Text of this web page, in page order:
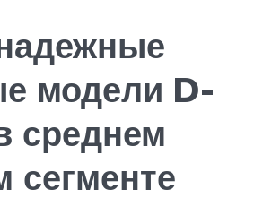
модели D-
среднем
сегменте